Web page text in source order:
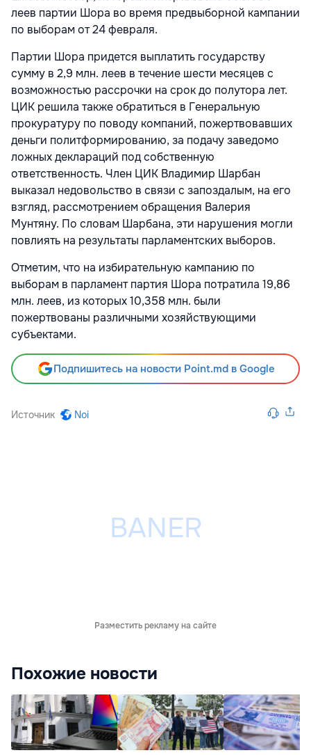
леев партии Шора во время предвыборной кампании
по выборам от 24 февраля.
Партии Шора придется выплатить государству
сумму в 2,9 млн. леев в течение шести месяцев с
возможностью рассрочки на срок до полутора лет.
ЦИК решила также обратиться в Генеральную
прокуратуру по поводу компаний, пожертвовавших
деньги политформированию, за подачу заведомо
ложных деклараций под собственную
ответственность. Член ЦИК Владимир Шарбан
выказал недовольство в связи с запоздалым, на его
взгляд, рассмотрением обращения Валерия
Мунтяну. По словам Шарбана, эти нарушения могли
повлиять на результаты парламентских выборов.
Отметим, что на избирательную кампанию по
выборам в парламент партия Шора потратила 19,86
млн. леев, из которых 10,358 млн. были
пожертвованы различными хозяйствующими
субъектами.
Подпишитесь на новости Point.md в Google
Источник Noi
Разместить рекламу на сайте
Похожие новости